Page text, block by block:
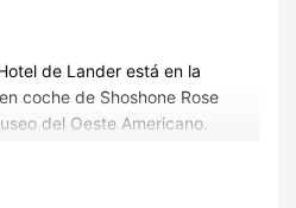
de Lander está en la
coche de Shoshone Rose
del Oeste Americano.
y a 8 km de Popo Agie Park.